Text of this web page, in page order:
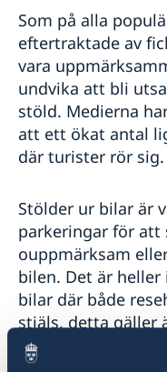
Trafiksäkerhet
Resa i landet
Inför resan
Resa med barn
Larmcentraler
Resa med hund eller
Levnadsintyg och
Avgifter
Som på alla
eftertraktade av
vara
undvika att bli
stöld. Medierna
att ett ökat antal
där turister rör sig.
Stölder ur bilar är
parkeringar för att
ouppmärksam
bilen. Det är
bilar där både
stjäls, detta gäller
rastplatser.